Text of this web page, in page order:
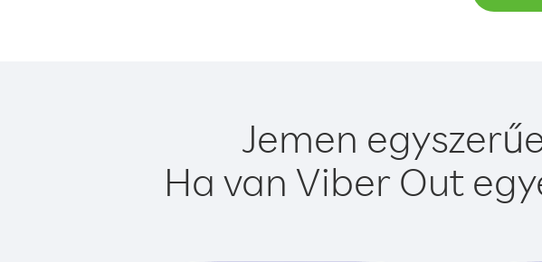
Jemen
Ha van Viber Out